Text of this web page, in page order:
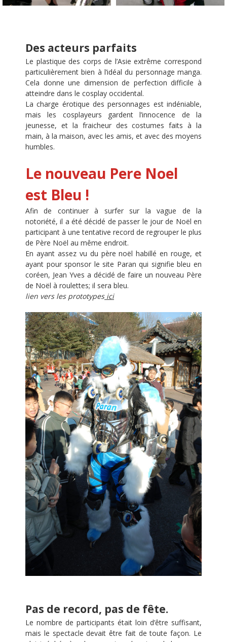
Des acteurs parfaits
Le plastique des corps de l’Asie extrême correspond
particulièrement bien à l’idéal du personnage manga.
Cela donne une dimension de perfection difficile à
atteindre dans le cosplay occidental.
La charge érotique des personnages est indéniable,
mais les cosplayeurs gardent l’innocence de la
jeunesse, et la fraicheur des costumes faits à la
main, à la maison, avec les amis, et avec des moyens
humbles.
Le nouveau Pere Noel
est Bleu !
Afin de continuer à surfer sur la vague de la
notoriété, il a été décidé de passer le jour de Noël en
participant à une tentative record de regrouper le plus
de Père Noël au même endroit.
En ayant assez vu du père noël habillé en rouge, et
ayant pour sponsor le site Paran qui signifie bleu en
coréen, Jean Yves a décidé de faire un nouveau Père
de Noël à roulettes; il sera bleu.
lien vers les prototypesici
Pas de record, pas de fête.
Le nombre de participants était loin d’être suffisant,
mais le spectacle devait être fait de toute façon. Le